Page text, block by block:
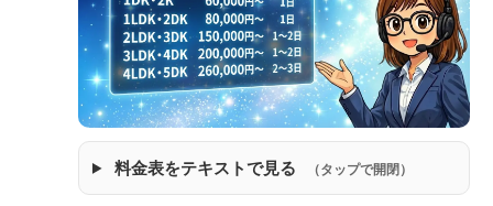
料金表をテキストで見る （タップで開閉）